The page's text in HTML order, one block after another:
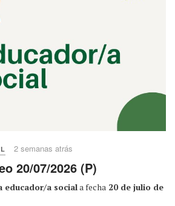
2 semanas atrás
20/07/2026 (P)
educador/a sociala fecha 20 de julio de